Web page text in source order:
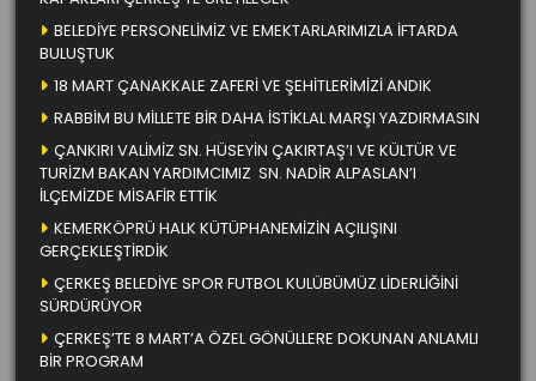
BELEDİYE PERSONELİMİZ VE EMEKTARLARIMIZLA İFTARDA
BULUŞTUK
18 MART ÇANAKKALE ZAFERİ VE ŞEHİTLERİMİZİ ANDIK
RABBİM BU MİLLETE BİR DAHA İSTİKLAL MARŞI YAZDIRMASIN
ÇANKIRI VALİMİZ SN. HÜSEYİN ÇAKIRTAŞ’I VE KÜLTÜR VE
TURİZM BAKAN YARDIMCIMIZ SN. NADİR ALPASLAN’I
İLÇEMİZDE MİSAFİR ETTİK
KEMERKÖPRÜ HALK KÜTÜPHANEMİZİN AÇILIŞINI
GERÇEKLEŞTİRDİK
ÇERKEŞ BELEDİYE SPOR FUTBOL KULÜBÜMÜZ LİDERLİĞİNİ
SÜRDÜRÜYOR
ÇERKEŞ’TE 8 MART’A ÖZEL GÖNÜLLERE DOKUNAN ANLAMLI
BİR PROGRAM